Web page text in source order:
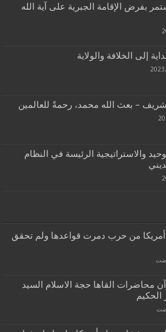
بفرض الإقامة الجبرية على آية الله
إلى الخلافة والولاية
– بعث الله محمد، رحمةً للعالمين
والاستراتيجية الرئيسة في النظام
من حرب دمرت قواعدها ولم تحقق
محاضرات القاها حجة الاسلام السيد
الحكيم